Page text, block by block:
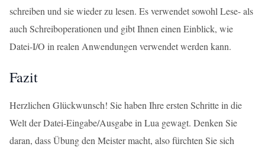
schreiben und sie wieder zu lesen. Es verwendet sowohl Lese- als
auch Schreiboperationen und gibt Ihnen einen Einblick, wie
Datei-I/O in realen Anwendungen verwendet werden kann.
Fazit
Herzlichen Glückwunsch! Sie haben Ihre ersten Schritte in die
Welt der Datei-Eingabe/Ausgabe in Lua gewagt. Denken Sie
daran, dass Übung den Meister macht, also fürchten Sie sich